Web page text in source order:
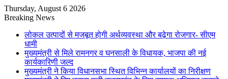
Thursday, August 6 2026
Breaking News
लोकल उत्पादों से मजबूत होगी अर्थव्यवस्था और बढ़ेगा रोजगार- सीएम
धामी
मुख्यमंत्री से मिले रामनगर व घनसाली के विधायक, भाजपा की नई
कार्यकारिणी जल्द
मुख्यमंत्री ने किया विधानसभा स्थित विभिन्न कार्यालयों का निरीक्षण